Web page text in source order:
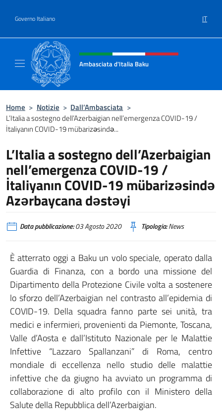
Governo Italiano IT
Intestazione sito, social e menù
Ambasciata d'Italia Baku
Home > Notizie > Dall’Ambasciata >
L’Italia a sostegno dell’Azerbaigian nell’emergenza COVID-19 /
İtaliyanın COVID-19 mübarizəsində...
L’Italia a sostegno dell’Azerbaigian
nell’emergenza COVID-19 /
İtaliyanın COVID-19 mübarizəsində
Azərbaycana dəstəyi
Data pubblicazione:03 Agosto 2020 Tipologia:News
È atterrato oggi a Baku un volo speciale, operato dalla
Guardia di Finanza, con a bordo una missione del
Dipartimento della Protezione Civile volta a sostenere
lo sforzo dell’Azerbaigian nel contrasto all’epidemia di
COVID-19. Della squadra fanno parte sei unità, tra
medici e infermieri, provenienti da Piemonte, Toscana,
Valle d’Aosta e dall’Istituto Nazionale per le Malattie
Infettive “Lazzaro Spallanzani” di Roma, centro
mondiale di eccellenza nello studio delle malattie
infettive che da giugno ha avviato un programma di
collaborazione di alto profilo con il Ministero della
Salute della Repubblica dell’Azerbaigian.